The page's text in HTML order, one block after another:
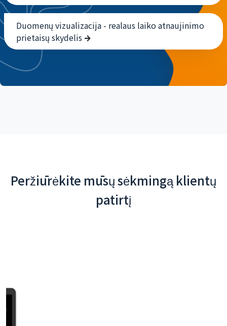
Duomenų vizualizacija - realaus laiko atnaujinimo
prietaisų skydelis
Peržiūrėkite mūsų sėkmingą klientų
patirtį